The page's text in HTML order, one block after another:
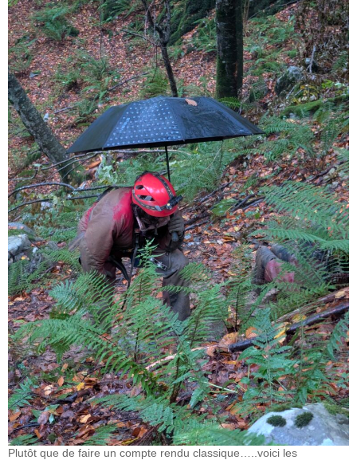
Plutôt que de faire un compte rendu classique…..voici les